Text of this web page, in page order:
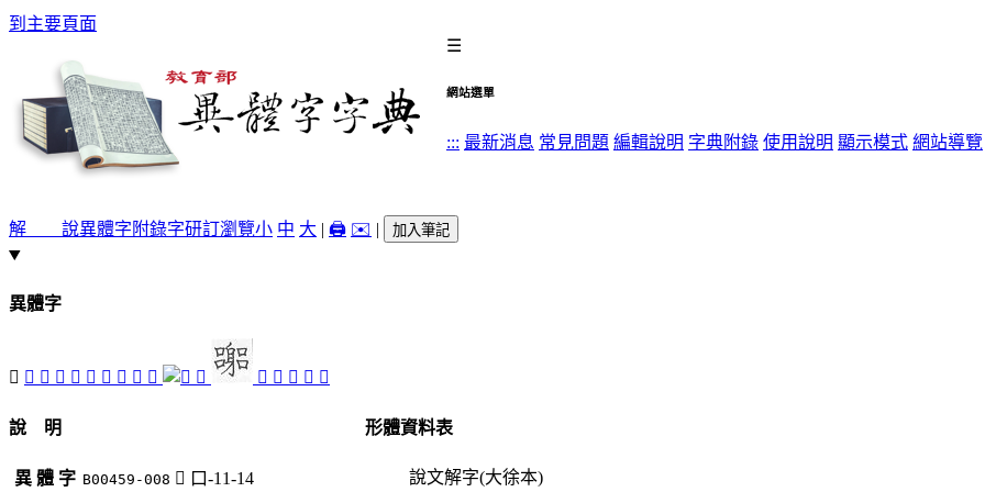
到主要頁面
☰
網站選單
::: 最新消息 常見問題 編輯說明 字典附錄 使用說明 顯示模式 網站導覽
解 說異體字 附錄字研訂瀏覽小 中 大 | 🖨️ ✉️ | 加入筆記
異體字
󷐚 󷐢 󷐣 󰵅 𠾅 𠽺 𠿦 󰲡 𡁬 𡂨 󷐫 󰹷 𡅚 󷐟 𡓶 𡓿
說 明
異 體 字 B00459-008 󷐚 口-11-14
形體資料表
說文解字(大徐本)